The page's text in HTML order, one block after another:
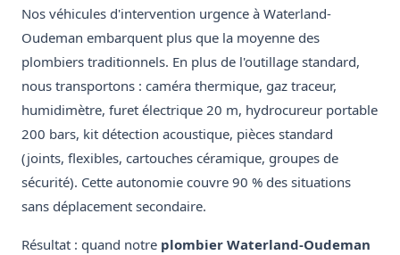
Nos véhicules d'intervention urgence à Waterland-
Oudeman embarquent plus que la moyenne des
plombiers traditionnels. En plus de l'outillage standard,
nous transportons : caméra thermique, gaz traceur,
humidimètre, furet électrique 20 m, hydrocureur portable
200 bars, kit détection acoustique, pièces standard
(joints, flexibles, cartouches céramique, groupes de
sécurité). Cette autonomie couvre 90 % des situations
sans déplacement secondaire.
Résultat : quand notre plombier Waterland-Oudeman